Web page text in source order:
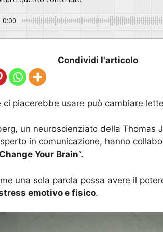
0:00
Condividi l'articolo
ci piacerebbe usare può cambiare
un neuroscienziato della Thomas
in comunicazione, hanno
Your Brain“.
una sola parola possa avere il
emotivo e fisico.